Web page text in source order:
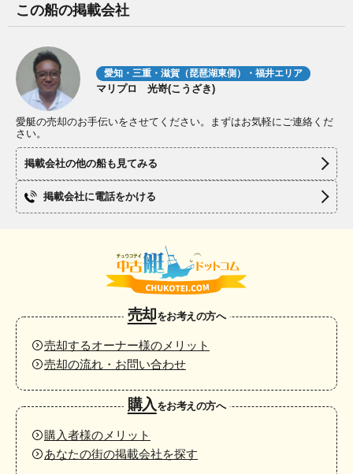
この船の掲載会社
愛知・三重・滋賀（琵琶湖東側）・福井エリア
マリプロ 光嵜(こうざき)
愛艇の売却のお手伝いをさせてください。まずはお気軽にご連絡くだ
さい。
掲載会社の他の船も見てみる
掲載会社に電話をかける
売却をお考えの方へ
売却するオーナー様のメリット
売却の流れ・お問い合わせ
購入をお考えの方へ
購入者様のメリット
あなたの街の掲載会社を探す